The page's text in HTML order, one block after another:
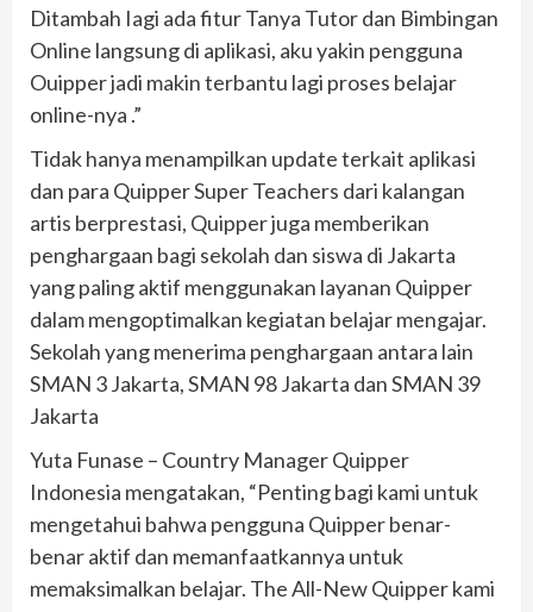
Ditambah Iagi ada fitur Tanya Tutor dan Bimbingan
Online langsung di aplikasi, aku yakin pengguna
Ouipper jadi makin terbantu lagi proses belajar
online-nya .”
Tidak hanya menampilkan update terkait aplikasi
dan para Quipper Super Teachers dari kalangan
artis berprestasi, Quipper juga memberikan
penghargaan bagi sekolah dan siswa di Jakarta
yang paling aktif menggunakan layanan Quipper
dalam mengoptimalkan kegiatan belajar mengajar.
Sekolah yang menerima penghargaan antara lain
SMAN 3 Jakarta, SMAN 98 Jakarta dan SMAN 39
Jakarta
Yuta Funase – Country Manager Quipper
Indonesia mengatakan, “Penting bagi kami untuk
mengetahui bahwa pengguna Quipper benar-
benar aktif dan memanfaatkannya untuk
memaksimalkan belajar. The All-New Quipper kami